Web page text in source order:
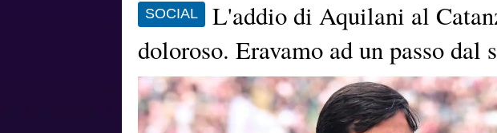
SOCIAL
L'addio di Aquilani al
doloroso. Eravamo ad un passo dal